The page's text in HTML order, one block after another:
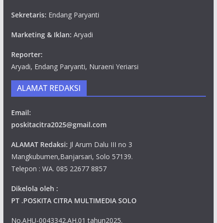
Sekretaris: Endang Paryanti
Marketing & Iklan: Aryadi
Reporter:
Aryadi, Endang Paryanti, Nuraeni Yeriarsi
ALAMAT REDAKSI
Email:
poskitacitra2025@gmail.com
ALAMAT Redaksi: Jl Arum Dalu III no 3
Mangkubumen,Banjarsari, Solo 57139.
Telepon : WA. 085 22677 8857
Dikelola oleh :
PT .POSKITA CITRA MULTIMEDIA SOLO
No.AHU-0043342.AH.01 tahun2025.